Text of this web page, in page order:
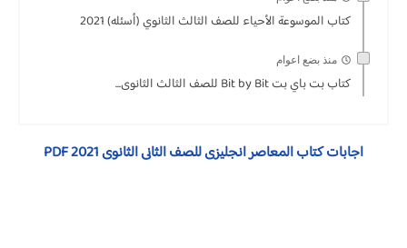
كتاب الموسوعة الأحياء للصف الثالث الثانوي (أسئله) 2021
منذ بضع اعوام
كتاب بت باي بت Bit by Bit للصف الثالث الثانوى...
اجابات كتاب المعاصر انجليزى للصف الثانى الثانوى 2021 PDF